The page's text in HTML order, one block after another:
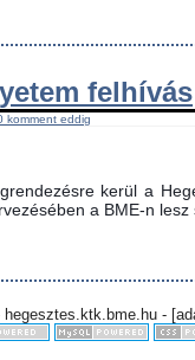
felhívás
komment eddig
kerül a
a BME-n lesz
hegesztes.ktk.bme.hu -